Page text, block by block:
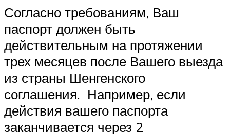
Согласно требованиям, Ваш
паспорт должен быть
действительным на протяжении
трех месяцев после Вашего выезда
из страны Шенгенского
соглашения. Например, если
действия вашего паспорта
заканчивается через 2